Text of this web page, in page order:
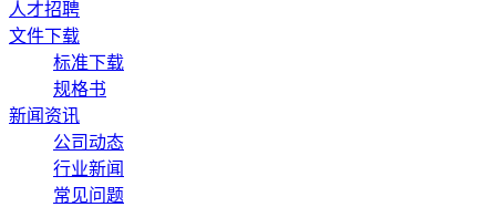
人才招聘
文件下载
标准下载
规格书
新闻资讯
公司动态
行业新闻
常见问题